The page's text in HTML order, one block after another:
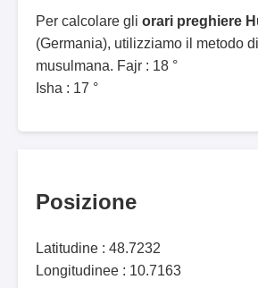
Per calcolare gli orari preghiere
(Germania), utilizziamo il metodo
musulmana. Fajr : 18 °
Isha : 17 °
Posizione
Latitudine : 48.7232
Longitudinee : 10.7163